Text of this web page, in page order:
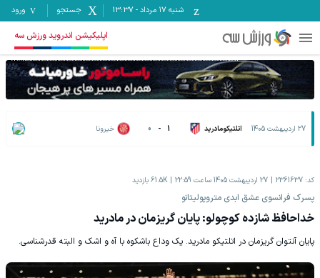
شنبه ۱۷ مرداد -
13:37 جستجو ورود
اپلیکیشن اندروید ورزش سه
27 اردیبهشت 1405 اتلتیکومادرید 1
-
0 خیرونا
کد: 2361637 27 اردیبهشت 1405 ساعت 22:59 61.5K بازدید
پسرک فرانسوی عشق ابدی متروپولیتانو
خداحافظ شازده کوچولو: پایان گریزمان در مادرید
پایان آنتوان گریزمان در اتلتیکو مادرید. یک وداع باشکوه با آه و اشک و البته قدرشناسی.